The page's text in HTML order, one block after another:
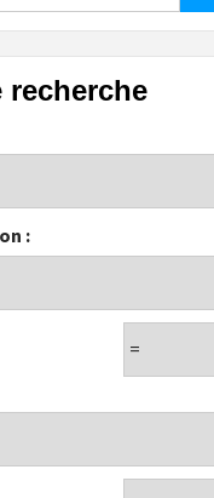
recherche
: